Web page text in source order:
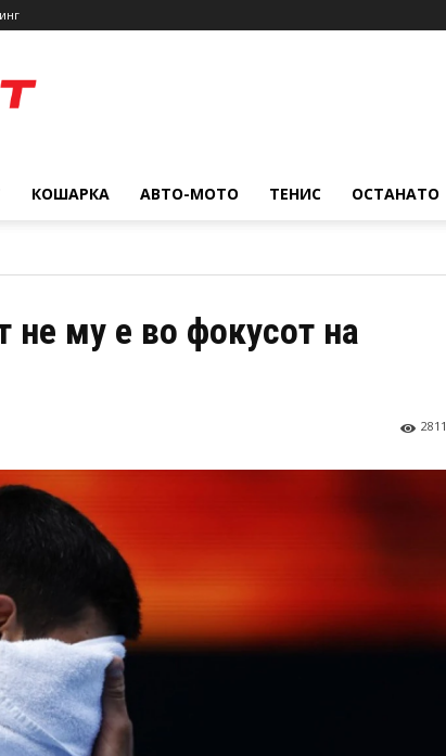
КОШАРКА АВТО-МОТО ТЕНИС ОСТАНАТО
не му е во фокусот на
2811